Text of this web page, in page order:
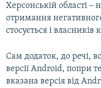
Херсонській області ‒
отримання
стосується і
Сам додаток, до речі,
версії Android, попри
вказана версія від